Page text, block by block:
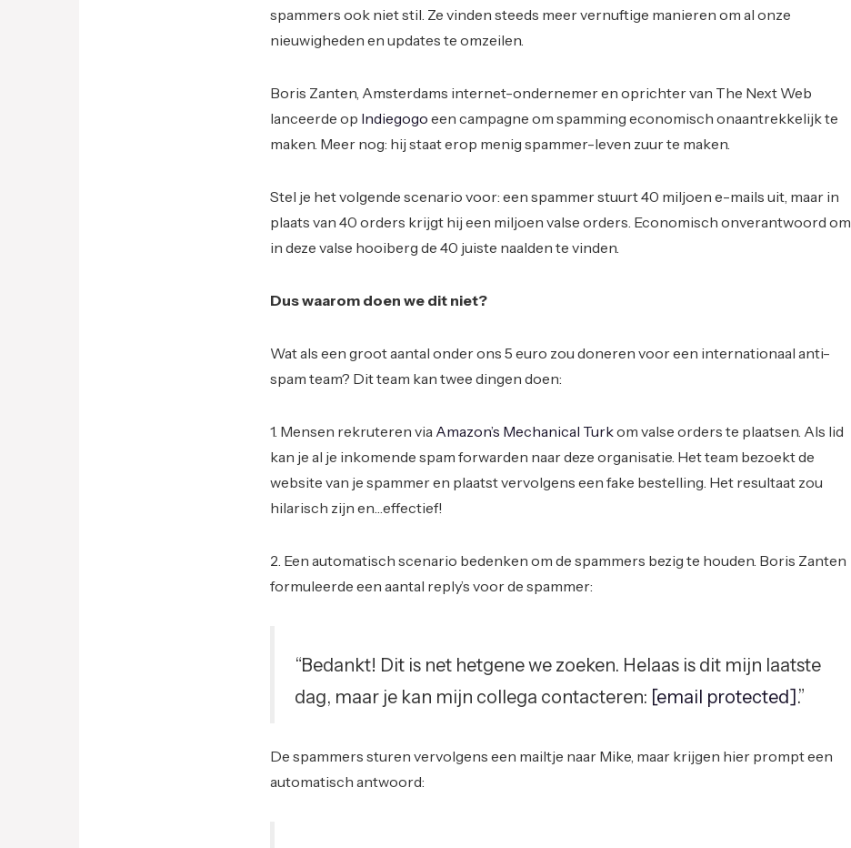
spammers ook niet stil. Ze vinden steeds meer vernuftige manieren om al onze
nieuwigheden en updates te omzeilen.
Boris Zanten, Amsterdams internet-ondernemer en oprichter van The Next Web
lanceerde op Indiegogo een campagne om spamming economisch onaantrekkelijk te
maken. Meer nog: hij staat erop menig spammer-leven zuur te maken.
Stel je het volgende scenario voor: een spammer stuurt 40 miljoen e-mails uit, maar in
plaats van 40 orders krijgt hij een miljoen valse orders. Economisch onverantwoord om
in deze valse hooiberg de 40 juiste naalden te vinden.
Dus waarom doen we dit niet?
Wat als een groot aantal onder ons 5 euro zou doneren voor een internationaal anti-
spam team? Dit team kan twee dingen doen:
1. Mensen rekruteren via Amazon’s Mechanical Turkom valse orders te plaatsen. Als lid
kan je al je inkomende spam forwarden naar deze organisatie. Het team bezoekt de
website van je spammer en plaatst vervolgens een fake bestelling. Het resultaat zou
hilarisch zijn en…effectief!
2. Een automatisch scenario bedenken om de spammers bezig te houden. Boris Zanten
formuleerde een aantal reply’s voor de spammer:
“Bedankt! Dit is net hetgene we zoeken. Helaas is dit mijn laatste
dag, maar je kan mijn collega contacteren: [email protected] .”
De spammers sturen vervolgens een mailtje naar Mike, maar krijgen hier prompt een
automatisch antwoord: